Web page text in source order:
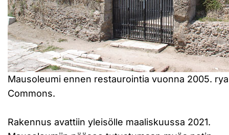
Mausoleumi ennen restaurointia vuonna 2005.
Commons.
Rakennus avattiin yleisölle maaliskuussa 2021.